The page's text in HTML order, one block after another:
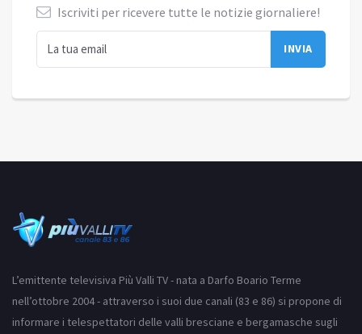
Iscriviti per ricevere tutte le notizie giornaliere!
L’emittente televisiva Più Valli TV - nata a Darfo Boario Terme
nell’ottobre 2004 - attraverso i suoi due canali (83 e 86) si propone di
informare i telespettatori delle valli bresciane e bergamasche sugli